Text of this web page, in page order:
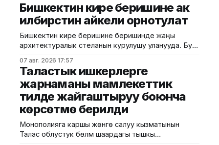
министрлигинин басма сөз кызматы билдирди.
Компаниянын маалыматына ылайык, ГЭСтерде
трансформаторлор жана башка негизги жабдуулар
оңдолуп, жаңылоо иштери жүргүзүлүүдө. Ошондой эле
релелик коргоо жана автоматика тутумдары,
бөлүштүрүүчү
Бишкектин кире беришине ак
илбирстин айкели орнотулат
Бишкектин кире беришине беришинде жаңы
архитектуралык стеланын курулушу уланууда. Бул
Маалыматка караганда, стеланын негизги
композициялык өзөгүн Кыргызстандын тоо
чокуларын символдоштурган монументалдык
архитектуралык форма түзөт. Анын чокусуна
өлкөнүн улуттук символдорунун бири болгон ак
илбирстин айкели орнотулат. Стеланын бийиктиги
болжол менен 10 метрди түзөт. Ал эми ак
07 авг. 2026 17:57
Таластык ишкерлерге
жарнаманы мамлекеттик
тилде жайгаштыруу боюнча
көрсөтмө берилди
Монополияга каршы жөнгө салуу кызматынын
Талас облустук бөлүмү шаардагы тышкы